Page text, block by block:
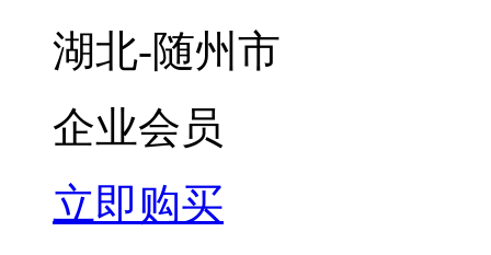
湖北-随州市
企业会员
立即购买